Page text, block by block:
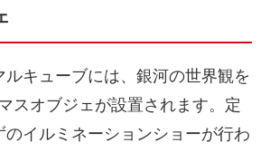
ルキューブには、銀河の世界観を
スオブジェが設置されます。定
のイルミネーションショーが行わ